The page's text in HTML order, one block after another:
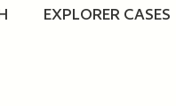
EXPLORER CASES